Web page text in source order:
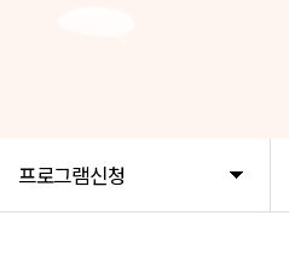
프로그램신청